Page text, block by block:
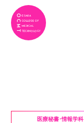
医療秘書・情報学科